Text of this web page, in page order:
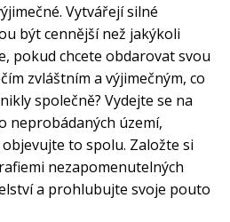
Vytvářejí silné
být cennější než jakýkoli
pokud chcete obdarovat svou
zvláštním a výjimečným, co
společně? Vydejte se na
neprobádaných území,
to spolu. Založte si
nezapomenutelných
a prohlubujte svoje pouto